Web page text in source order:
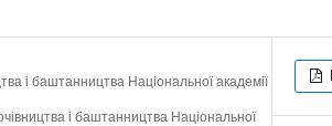
і баштанництва Національної академії
і баштанництва Національної